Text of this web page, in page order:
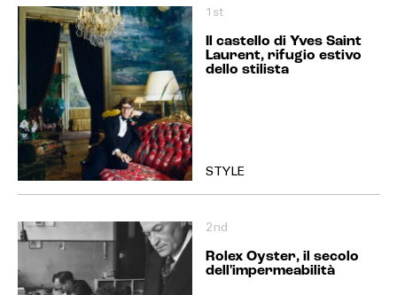
1st
Il castello di Yves Saint
Laurent, rifugio estivo
dello stilista
STYLE
2nd
Rolex Oyster, il secolo
dell'impermeabilità